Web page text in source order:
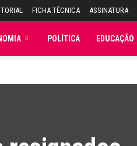
FICHA TÉCNICA ASSINATURA
POLÍTICA EDUCAÇÃO